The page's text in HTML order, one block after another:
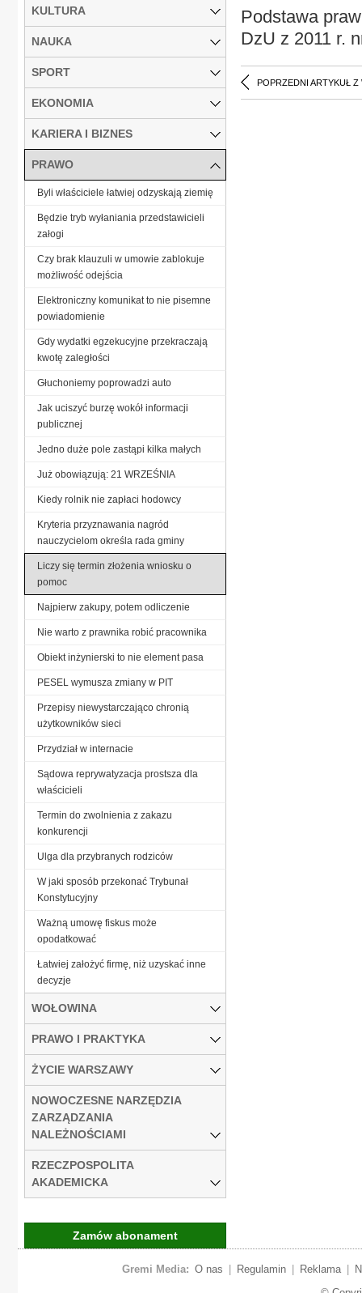
Podstawa
DzU z 2011 r.
POPRZEDNI ARTYKUŁ Z
KULTURA
NAUKA
SPORT
EKONOMIA
KARIERA I BIZNES
PRAWO
Byli właściciele łatwiej odzyskają ziemię
Będzie tryb wyłaniania przedstawicieli
załogi
Czy brak klauzuli w umowie zablokuje
możliwość odejścia
Elektroniczny komunikat to nie pisemne
powiadomienie
Gdy wydatki egzekucyjne przekraczają
kwotę zaległości
Głuchoniemy poprowadzi auto
Jak uciszyć burzę wokół informacji
publicznej
Jedno duże pole zastąpi kilka małych
Już obowiązują: 21 WRZEŚNIA
Kiedy rolnik nie zapłaci hodowcy
Kryteria przyznawania nagród
nauczycielom określa rada gminy
Liczy się termin złożenia wniosku o
pomoc
Najpierw zakupy, potem odliczenie
Nie warto z prawnika robić pracownika
Obiekt inżynierski to nie element pasa
PESEL wymusza zmiany w PIT
Przepisy niewystarczająco chronią
użytkowników sieci
Przydział w internacie
Sądowa reprywatyzacja prostsza dla
właścicieli
Termin do zwolnienia z zakazu
konkurencji
Ulga dla przybranych rodziców
W jaki sposób przekonać Trybunał
Konstytucyjny
Ważną umowę fiskus może
opodatkować
Łatwiej założyć firmę, niż uzyskać inne
decyzje
WOŁOWINA
PRAWO I PRAKTYKA
ŻYCIE WARSZAWY
NOWOCZESNE NARZĘDZIA
ZARZĄDZANIA
NALEŻNOŚCIAMI
RZECZPOSPOLITA
AKADEMICKA
Zamów abonament
Gremi Media: O nas Regulamin Reklama